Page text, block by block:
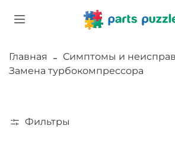
Главная Симптомы и
Замена турбокомпрессора
Фильтры